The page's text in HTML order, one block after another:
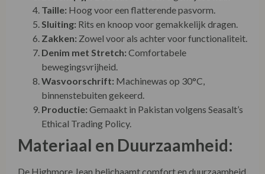
Biologisch Katoen.
Broekspijp:Bootcut voor een eigentijdse flair.
Taille:Hoog voor een flatterende pasvorm.
Sluiting:Rits en knoop voor gemakkelijk dragen.
Zakken:Zowel voor als achter voor functionaliteit.
Denim met Stretch:Comfortabele
bewegingsvrijheid.
Wasvoorschrift:
Machinewas op 30°C,
binnenstebuiten gekeerd.
Productie:
Gemaakt in Pakistan volgens Seasalt’s